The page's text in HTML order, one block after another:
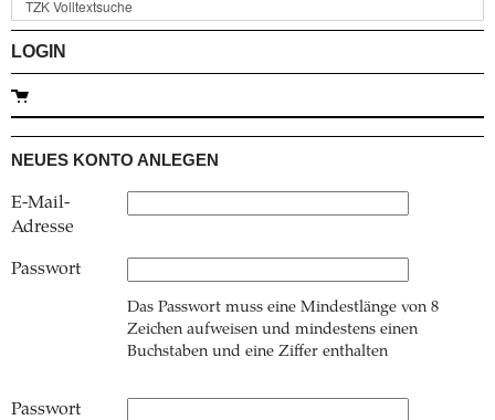
LOGIN
NEUES KONTO ANLEGEN
E-Mail-
Adresse
Passwort
Das Passwort muss eine Mindestlänge von 8
Zeichen aufweisen und mindestens einen
Buchstaben und eine Ziffer enthalten
Passwort